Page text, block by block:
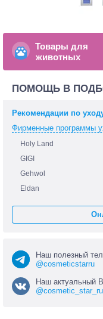
Товары для
животных
ПОМОЩЬ В
Рекомендации по
Фирменные программы
Holy Land
GIGI
Gehwol
Eldan
Наш полезный
@cosmeticstarru
Наш актуальный
@cosmetic_star_ru